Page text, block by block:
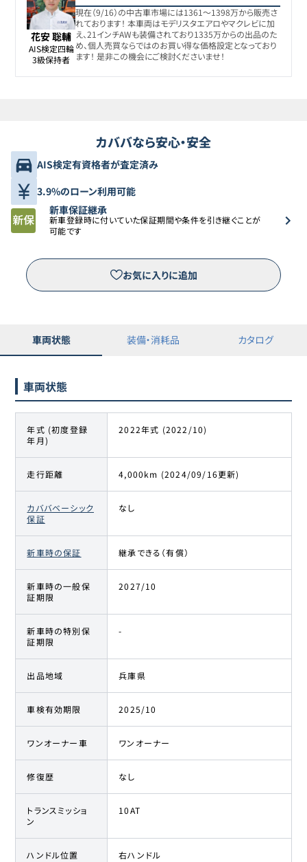
花安 聡輔
AIS検定四輪
3級保持者
現在（9/16）の中古車市場には1361〜1398万から販売さ
れております！ 本車両はモデリスタエアロやマクレビに加
え、21インチAWも装備されており1335万からの出品のた
め、個人売買ならではのお買い得な価格設定となっており
ます！ 是非この機会にご検討くださいませ！
カババなら安心・安全
AIS検定有資格者が査定済み
3.9%のローン利用可能
新車保証継承
新車登録時に付いていた保証期間や条件を引き継ぐことが
可能です
お気に入りに追加
車両状態 装備・消耗品 カタログ
車両状態
年式 (初度登録
年月)
2022年式 (2022/10)
走行距離 4,000km (2024/09/16更新)
カババベーシック
保証
なし
新車時の保証 継承できる（有償）
新車時の一般保
証期限
2027/10
新車時の特別保
証期限
-
出品地域 兵庫県
車検有効期限 2025/10
ワンオーナー車 ワンオーナー
修復歴 なし
トランスミッショ
ン
10AT
ハンドル位置 右ハンドル